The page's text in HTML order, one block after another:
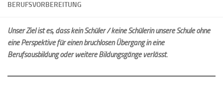
BERUFSVORBEREITUNG
Unser Ziel ist es, dass kein Schüler / keine Schülerin unsere Schule ohne
eine Perspektive für einen bruchlosen Übergang in eine
Berufsausbildung oder weitere Bildungsgänge verlässt.